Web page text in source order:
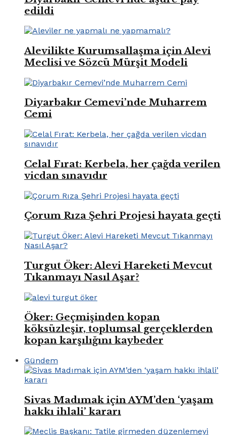
edildi
Alevilikte Kurumsallaşma için Alevi
Meclisi ve Sözcü Mürşit Modeli
Diyarbakır Cemevi’nde Muharrem
Cemi
Celal Fırat: Kerbela, her çağda verilen
vicdan sınavıdır
Çorum Rıza Şehri Projesi hayata geçti
Turgut Öker: Alevi Hareketi Mevcut
Tıkanmayı Nasıl Aşar?
Öker: Geçmişinden kopan
köksüzleşir, toplumsal gerçeklerden
kopan karşılığını kaybeder
Gündem
Sivas Madımak için AYM’den ‘yaşam
hakkı ihlali’ kararı